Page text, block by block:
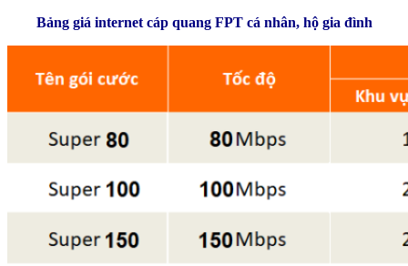
Bảng giá internet cáp quang FPT cá nhân, hộ gia đình